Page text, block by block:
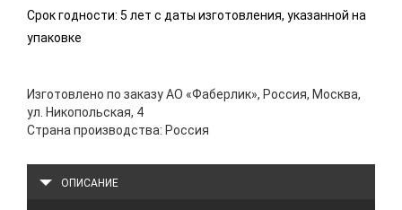
Срок годности: 5 лет с даты изготовления, указанной на
упаковке
Изготовлено по заказу АО «Фаберлик», Россия, Москва,
ул. Никопольская, 4
Страна производства: Россия
ОПИСАНИЕ